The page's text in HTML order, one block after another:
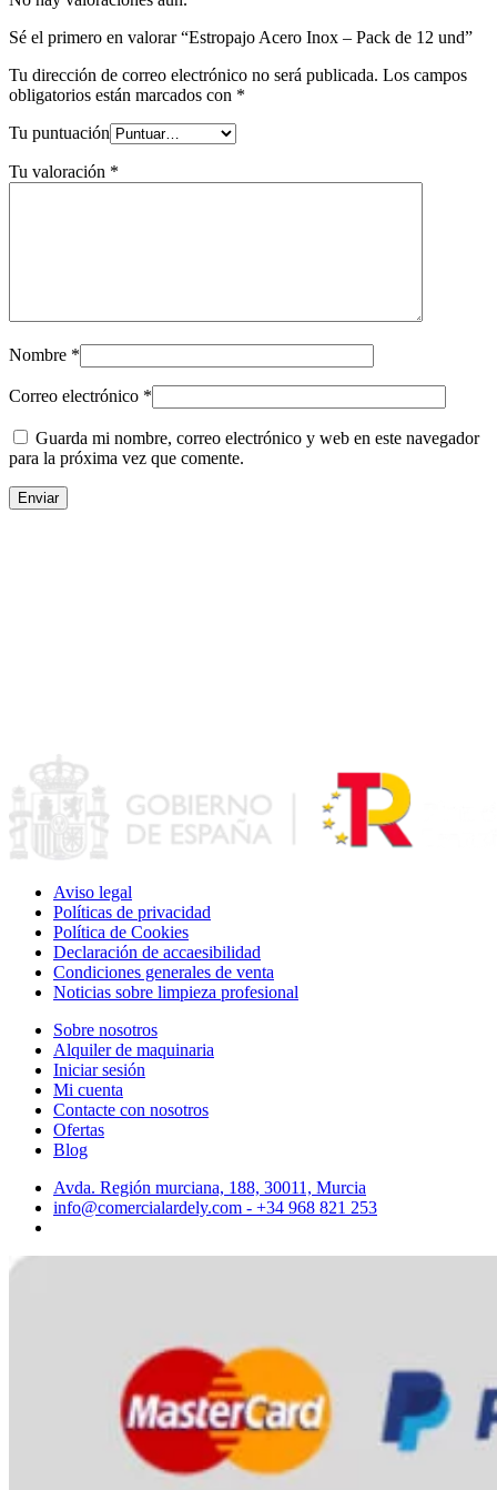
Sé el primero en valorar “Estropajo Acero Inox – Pack de 12 und”
Tu dirección de correo electrónico no será publicada. Los campos
obligatorios están marcados con *
Tu puntuación
Tu valoración *
Nombre *
Correo electrónico *
Guarda mi nombre, correo electrónico y web en este navegador
para la próxima vez que comente.
Aviso legal
Políticas de privacidad
Política de Cookies
Declaración de accaesibilidad
Condiciones generales de venta
Noticias sobre limpieza profesional
Sobre nosotros
Alquiler de maquinaria
Iniciar sesión
Mi cuenta
Contacte con nosotros
Ofertas
Blog
Avda. Región murciana, 188, 30011, Murcia
info@comercialardely.com - +34 968 821 253